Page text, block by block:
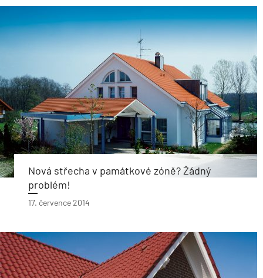
Nová střecha v památkové zóně? Žádný
problém!
17. července 2014